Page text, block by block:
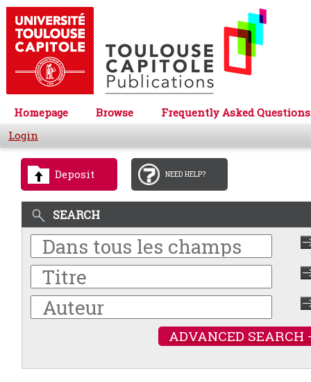
Homepage Browse
Frequently Asked Questions
Login
Deposit NEED HELP?
SEARCH
ADVANCED SEARCH